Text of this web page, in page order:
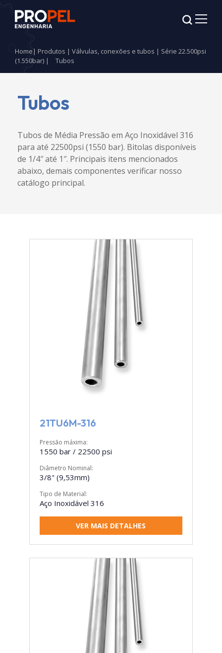
Home| Produtos | Válvulas, conexões e tubos | Série 22.500psi
(1.550bar) | Tubos
Tubos
Tubos de Média Pressão em Aço Inoxidável 316
para até 22500psi (1550 bar). Bitolas disponíveis
de 1/4″ até 1″. Principais itens mencionados
abaixo, demais componentes verificar nosso
catálogo principal.
21TU6M-316
Pressão máxima:
1550 bar / 22500 psi
Diâmetro Nominal:
3/8" (9,53mm)
Tipo de Material:
Aço Inoxidável 316
VER MAIS DETALHES